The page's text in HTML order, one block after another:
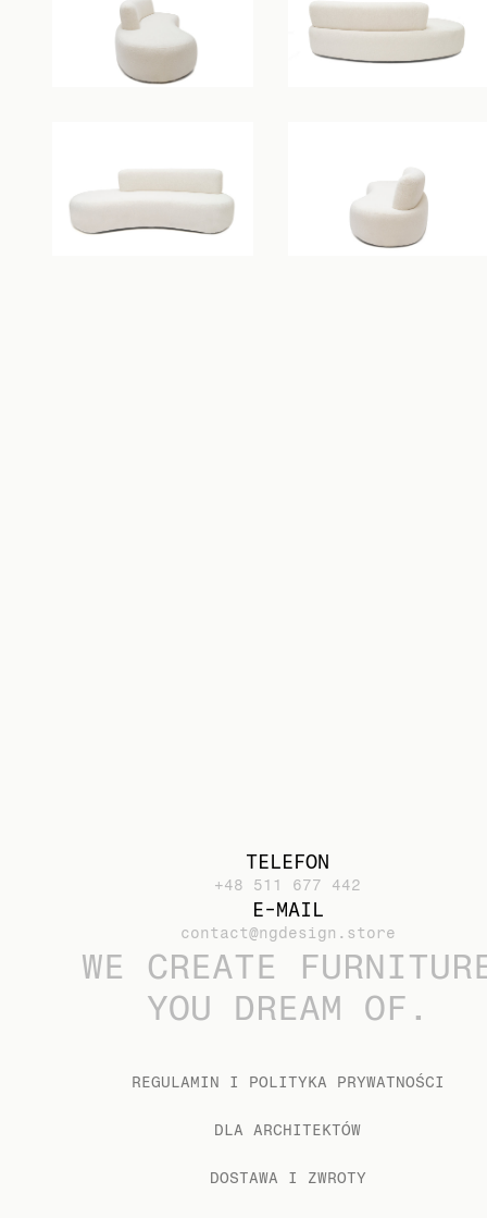
TELEFON
+48 511 677 442
E-MAIL
contact@ngdesign.store
WE CREATE
YOU DREAM OF.
REGULAMIN I POLITYKA PRYWATNOŚCI
DLA ARCHITEKTÓW
DOSTAWA I ZWROTY